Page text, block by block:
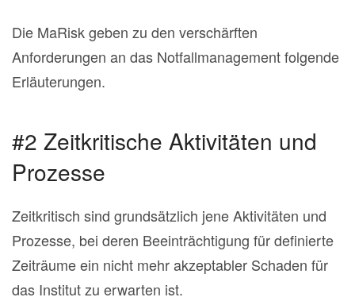
Die MaRisk geben zu den verschärften
Anforderungen an das Notfallmanagement folgende
Erläuterungen.
#2 Zeitkritische Aktivitäten und
Prozesse
Zeitkritisch sind grundsätzlich jene Aktivitäten und
Prozesse, bei deren Beeinträchtigung für definierte
Zeiträume ein nicht mehr akzeptabler Schaden für
das Institut zu erwarten ist.